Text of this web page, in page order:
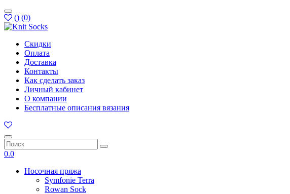
() (0)
Скидки
Оплата
Доставка
Контакты
Как сделать заказ
Личный кабинет
О компании
Бесплатные описания вязания
0.0
Носочная пряжа
Symfonie Terra
Rowan Sock